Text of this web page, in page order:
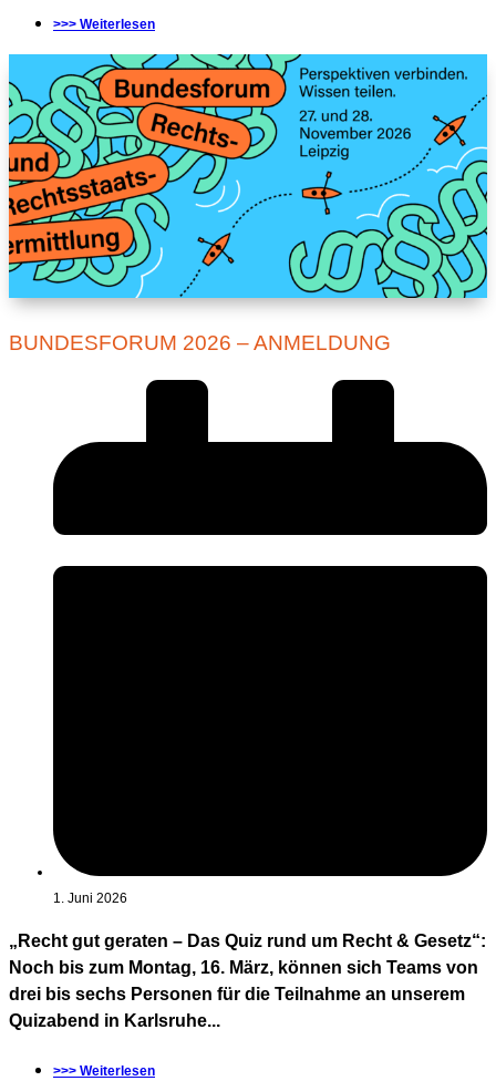
>>> Weiterlesen
BUNDESFORUM 2026 – ANMELDUNG
1. Juni 2026
„Recht gut geraten – Das Quiz rund um Recht & Gesetz“:
Noch bis zum Montag, 16. März, können sich Teams von
drei bis sechs Personen für die Teilnahme an unserem
Quizabend in Karlsruhe...
>>> Weiterlesen